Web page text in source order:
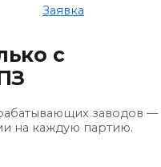
Заявка
с
заводов —
на каждую партию.